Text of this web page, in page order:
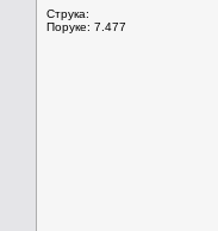
Струка:
Поруке: 7.477